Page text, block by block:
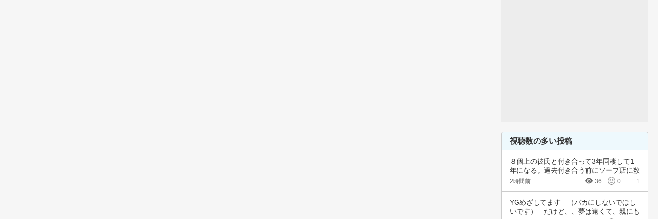
視聴数の多い投稿
８個上の彼氏と付き合って3年同棲して1
年になる。過去付き合う前にソープ店に数
回行って…
2時間前 36 0 1
YGめざしてます！（バカにしないでほし
いです）　だけど、、夢は遠くて、親にも